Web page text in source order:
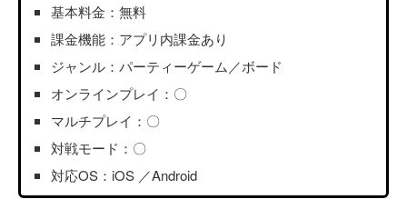
基本料金：無料
課金機能：アプリ内課金あり
ジャンル：パーティーゲーム／ボード
オンラインプレイ：〇
マルチプレイ：〇
対戦モード：〇
対応OS：iOS ／Android